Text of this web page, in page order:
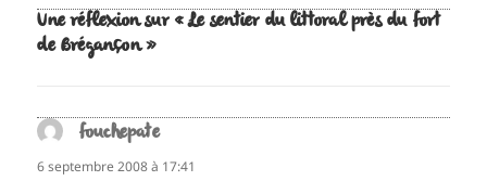
Une réflexion sur « Le sentier du littoral près du fort
de Brégançon »
fouchepatedit :
6 septembre 2008 à 17:41